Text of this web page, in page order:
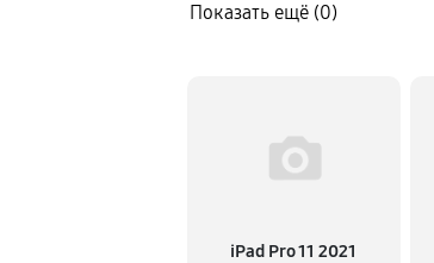
Показать ещё (0)
iPad Pro 11 2021